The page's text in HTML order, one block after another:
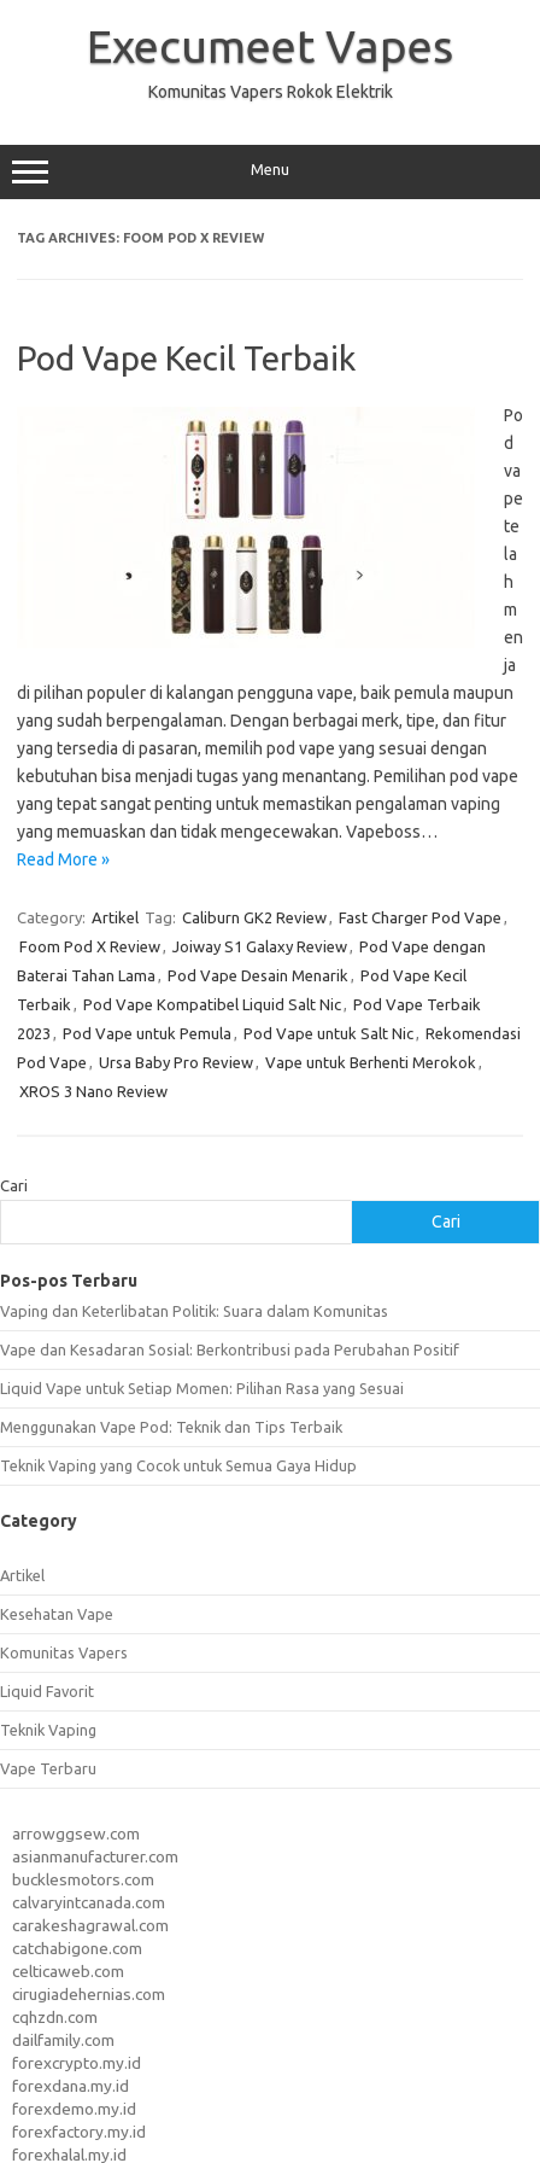
Execumeet Vapes
Komunitas Vapers Rokok Elektrik
Menu
TAG ARCHIVES: FOOM POD X REVIEW
Pod Vape Kecil Terbaik
Po
d
va
pe
te
la
h
m
en
ja
di pilihan populer di kalangan pengguna vape, baik pemula maupun
yang sudah berpengalaman. Dengan berbagai merk, tipe, dan fitur
yang tersedia di pasaran, memilih pod vape yang sesuai dengan
kebutuhan bisa menjadi tugas yang menantang. Pemilihan pod vape
yang tepat sangat penting untuk memastikan pengalaman vaping
yang memuaskan dan tidak mengecewakan. Vapeboss…
Read More »
Category: Artikel Tag: Caliburn GK2 Review, Fast Charger Pod Vape ,
Foom Pod X Review, Joiway S1 Galaxy Review, Pod Vape dengan
Baterai Tahan Lama , Pod Vape Desain Menarik , Pod Vape Kecil
Terbaik , Pod Vape Kompatibel Liquid Salt Nic, Pod Vape Terbaik
2023 , Pod Vape untuk Pemula , Pod Vape untuk Salt Nic, Rekomendasi
Pod Vape , Ursa Baby Pro Review, Vape untuk Berhenti Merokok ,
XROS 3 Nano Review
Cari
Cari
Pos-pos Terbaru
Vaping dan Keterlibatan Politik: Suara dalam Komunitas
Vape dan Kesadaran Sosial: Berkontribusi pada Perubahan Positif
Liquid Vape untuk Setiap Momen: Pilihan Rasa yang Sesuai
Menggunakan Vape Pod: Teknik dan Tips Terbaik
Teknik Vaping yang Cocok untuk Semua Gaya Hidup
Category
Artikel
Kesehatan Vape
Komunitas Vapers
Liquid Favorit
Teknik Vaping
Vape Terbaru
arrowggsew.com
asianmanufacturer.com
bucklesmotors.com
calvaryintcanada.com
carakeshagrawal.com
catchabigone.com
celticaweb.com
cirugiadehernias.com
cqhzdn.com
dailfamily.com
forexcrypto.my.id
forexdana.my.id
forexdemo.my.id
forexfactory.my.id
forexhalal.my.id